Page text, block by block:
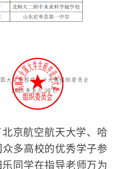
北京航空航天大学、哈
众多高校的优秀学子参
同学在指导老师万为